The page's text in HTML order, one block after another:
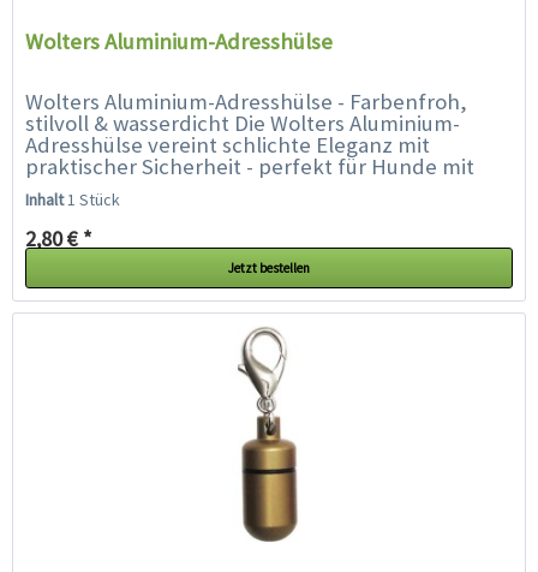
Wolters Aluminium-Adresshülse
Wolters Aluminium-Adresshülse - Farbenfroh,
stilvoll & wasserdicht Die Wolters Aluminium-
Adresshülse vereint schlichte Eleganz mit
praktischer Sicherheit - perfekt für Hunde mit
Stil. Ob Prinz oder Prinzessin,...
Inhalt1 Stück
2,80 € *
Jetzt bestellen